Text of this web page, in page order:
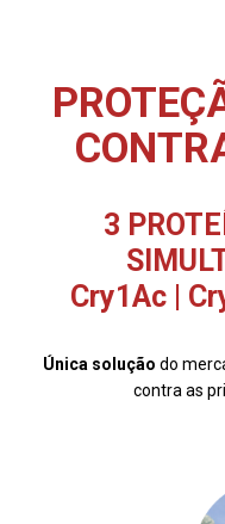
3
Cry1Ac |
Única solução do
contra as